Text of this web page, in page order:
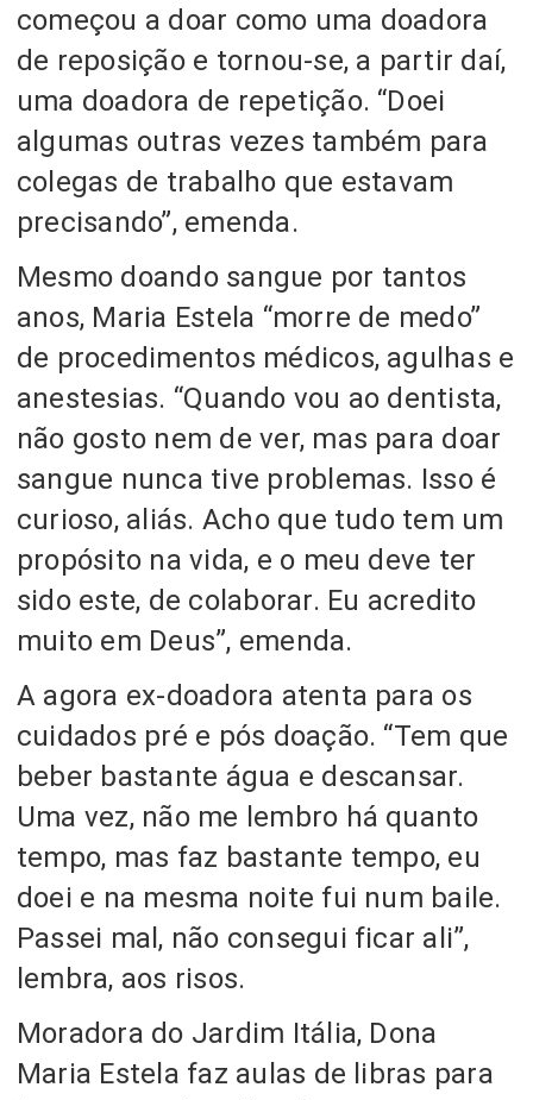
começou a doar como uma doadora
de reposição e tornou-se, a partir daí,
uma doadora de repetição. “Doei
algumas outras vezes também para
colegas de trabalho que estavam
precisando”, emenda.
Mesmo doando sangue por tantos
anos, Maria Estela “morre de medo”
de procedimentos médicos, agulhas e
anestesias. “Quando vou ao dentista,
não gosto nem de ver, mas para doar
sangue nunca tive problemas. Isso é
curioso, aliás. Acho que tudo tem um
propósito na vida, e o meu deve ter
sido este, de colaborar. Eu acredito
muito em Deus”, emenda.
A agora ex-doadora atenta para os
cuidados pré e pós doação. “Tem que
beber bastante água e descansar.
Uma vez, não me lembro há quanto
tempo, mas faz bastante tempo, eu
doei e na mesma noite fui num baile.
Passei mal, não consegui ficar ali”,
lembra, aos risos.
Moradora do Jardim Itália, Dona
Maria Estela faz aulas de libras para